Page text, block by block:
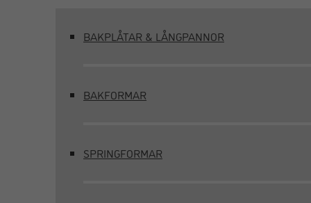
BAKPLÅTAR & LÅNGPANNOR
BAKFORMAR
SPRINGFORMAR